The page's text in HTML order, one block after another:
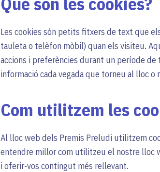
Les cookies són petits fitxers de text que
tauleta o telèfon mòbil) quan els visiteu.
accions i preferències durant un període
informació cada vegada que torneu al lloc o
Com utilitzem les
Al lloc web dels Premis Preludi utilitzem
entendre millor com utilitzeu el nostre lloc
i oferir-vos contingut més rellevant.